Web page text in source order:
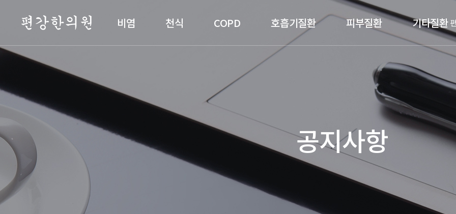
편강한의원 비염 천식 COPD 호흡기질환 피부질환 기타질환
공지사항